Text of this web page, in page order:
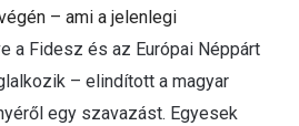
– ami a jelenlegi
a Fidesz és az Európai Néppárt
– elindított a magyar
egy szavazást. Egyesek